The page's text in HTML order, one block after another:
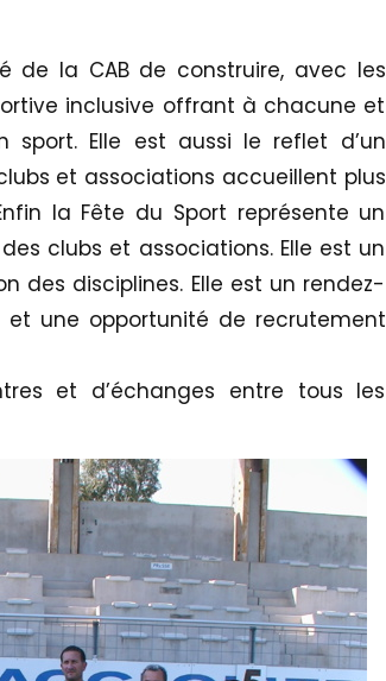
de la CAB de construire, avec les
inclusive offrant à chacune et
Elle est aussi le reflet d’un
et associations accueillent plus
la Fête du Sport représente un
clubs et associations. Elle est un
des disciplines. Elle est un rendez-
une opportunité de recrutement
et d’échanges entre tous les